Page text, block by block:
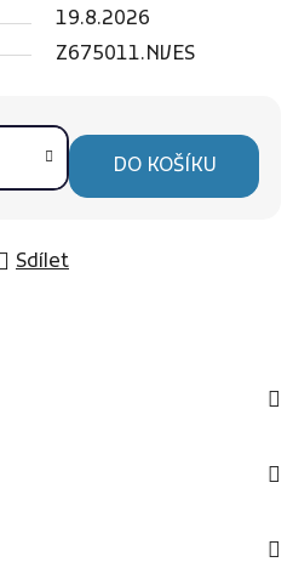
19.8.2026
Z675011.NVES
DO KOŠÍKU
Sdílet